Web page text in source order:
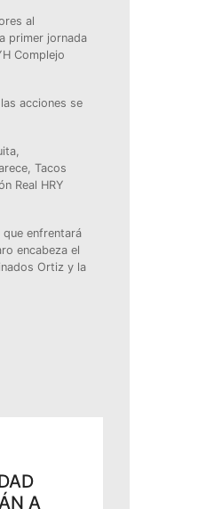
al
primer jornada
Complejo
acciones se
Tacos
Real HRY
enfrentará
encabeza el
Ortiz y la
A